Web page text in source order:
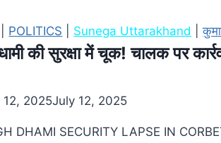
POLITICS Sunega Uttarakhand |
की सुरक्षा में चूक! चालक पर
12, 2025July 12, 2025
DHAMI SECURITY LAPSE IN